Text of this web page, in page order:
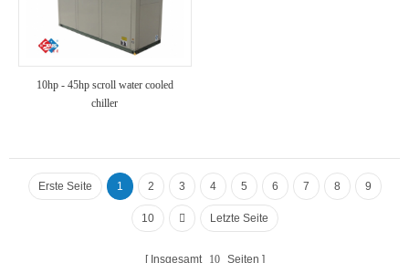
10hp - 45hp scroll water cooled
chiller
Erste Seite 1 2 3 4 5 6 7 8 9
10 Letzte Seite
Insgesamt 10 Seiten